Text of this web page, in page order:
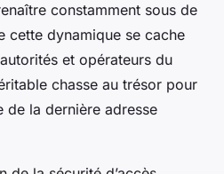
constamment sous de
cette dynamique se cache
et opérateurs du
chasse au trésor pour
de la dernière adresse